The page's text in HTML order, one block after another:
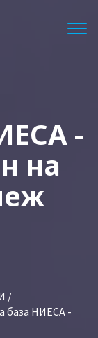
-
на
/
база НИЕСА -